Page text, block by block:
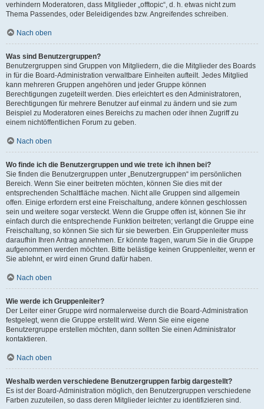
verhindern Moderatoren, dass Mitglieder „offtopic“, d. h. etwas nicht zum
Thema Passendes, oder Beleidigendes bzw. Angreifendes schreiben.
Nach oben
Was sind Benutzergruppen?
Benutzergruppen sind Gruppen von Mitgliedern, die die Mitglieder des Boards
in für die Board-Administration verwaltbare Einheiten aufteilt. Jedes Mitglied
kann mehreren Gruppen angehören und jeder Gruppe können
Berechtigungen zugeteilt werden. Dies erleichtert es den Administratoren,
Berechtigungen für mehrere Benutzer auf einmal zu ändern und sie zum
Beispiel zu Moderatoren eines Bereichs zu machen oder ihnen Zugriff zu
einem nichtöffentlichen Forum zu geben.
Nach oben
Wo finde ich die Benutzergruppen und wie trete ich ihnen bei?
Sie finden die Benutzergruppen unter „Benutzergruppen“ im persönlichen
Bereich. Wenn Sie einer beitreten möchten, können Sie dies mit der
entsprechenden Schaltfläche machen. Nicht alle Gruppen sind allgemein
offen. Einige erfordern erst eine Freischaltung, andere können geschlossen
sein und weitere sogar versteckt. Wenn die Gruppe offen ist, können Sie ihr
einfach durch die entsprechende Funktion beitreten; verlangt die Gruppe eine
Freischaltung, so können Sie sich für sie bewerben. Ein Gruppenleiter muss
daraufhin Ihren Antrag annehmen. Er könnte fragen, warum Sie in die Gruppe
aufgenommen werden möchten. Bitte belästige keinen Gruppenleiter, wenn er
Sie ablehnt, er wird einen Grund dafür haben.
Nach oben
Wie werde ich Gruppenleiter?
Der Leiter einer Gruppe wird normalerweise durch die Board-Administration
festgelegt, wenn die Gruppe erstellt wird. Wenn Sie eine eigene
Benutzergruppe erstellen möchten, dann sollten Sie einen Administrator
kontaktieren.
Nach oben
Weshalb werden verschiedene Benutzergruppen farbig dargestellt?
Es ist der Board-Administration möglich, den Benutzergruppen verschiedene
Farben zuzuteilen, so dass deren Mitglieder leichter zu identifizieren sind.